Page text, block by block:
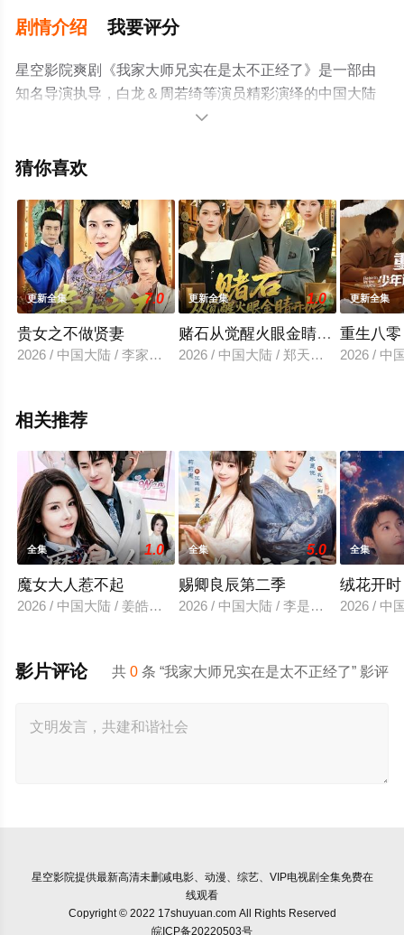
剧情介绍 我要评分
星空影院爽剧《我家大师兄实在是太不正经了》是一部由
知名导演执导，白龙＆周若绮等演员精彩演绎的中国大陆
电视剧，大结局剧情已揭晓（更新全集），手机免费观看
信息可移步至豆瓣电视剧、电视猫或剧情网等平台了解。

猜你喜欢
更新全集 7.0
贵女之不做贤妻
2026 / 中国大陆 / 李家宝&唐齐遥
更新全集 1.0
赌石从觉醒火眼金睛开始
2026 / 中国大陆 / 郑天龙&李永佳
更新全集
重生八
2026 / 中
相关推荐
全集 1.0
魔女大人惹不起
2026 / 中国大陆 / 姜皓之＆谈芯
全集 5.0
赐卿良辰第二季
2026 / 中国大陆 / 李是侥＆莉莉崽
全集
绒花开时
2026 / 中
共0 条 “我家大师兄实在是太不正经了” 影评
影片评论
星空影院提供最新高清未删减电影、动漫、综艺、VIP电视剧全集免费在
线观看
Copyright © 2022 17shuyuan.com All Rights Reserved
皖ICP备20220503号